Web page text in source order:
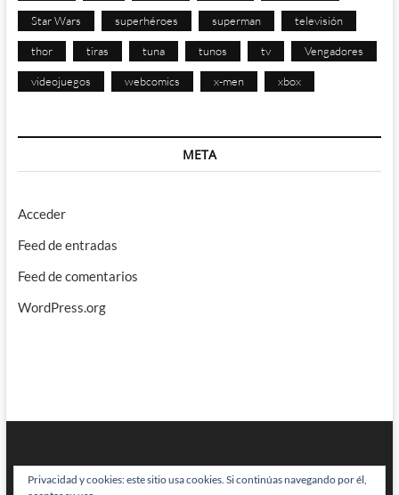
Star Wars superhéroes superman televisión
thor tiras tuna tunos tv Vengadores
videojuegos webcomics x-men xbox
META
Acceder
Feed de entradas
Feed de comentarios
WordPress.org
Privacidad y cookies: este sitio usa cookies. Si continúas navegando por él,